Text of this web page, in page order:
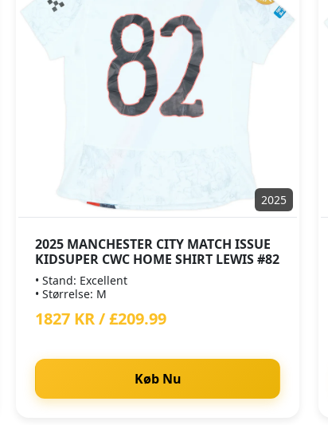
2025
2025 MANCHESTER CITY MATCH ISSUE
KIDSUPER CWC HOME SHIRT LEWIS #82
• Stand: Excellent
• Størrelse: M
1827 KR / £209.99
Køb Nu